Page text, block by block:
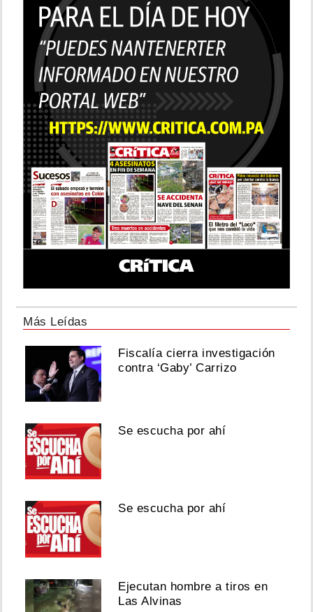
Más Leídas
Fiscalía cierra investigación
contra ‘Gaby’ Carrizo
Se escucha por ahí
Se escucha por ahí
Ejecutan hombre a tiros en
Las Alvinas